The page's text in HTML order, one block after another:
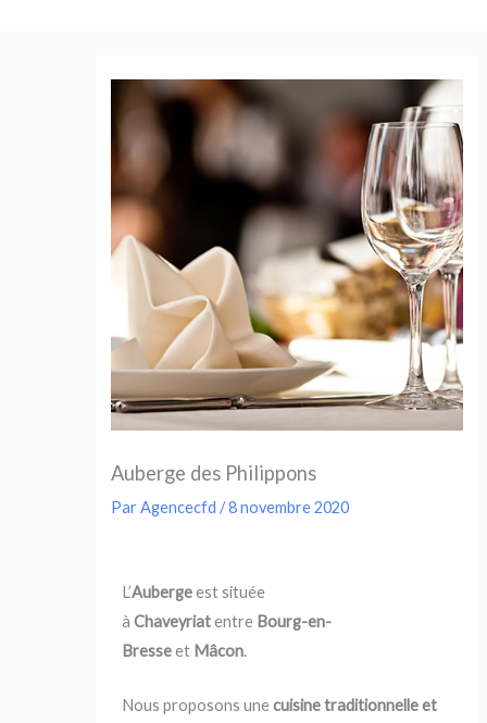
Auberge des Philippons
ParAgencecfd/8 novembre 2020
L’Aubergeest située
àChaveyriatentre Bourg-en-
Bresseet Mâcon.
Nous proposons unecuisine traditionnelle et